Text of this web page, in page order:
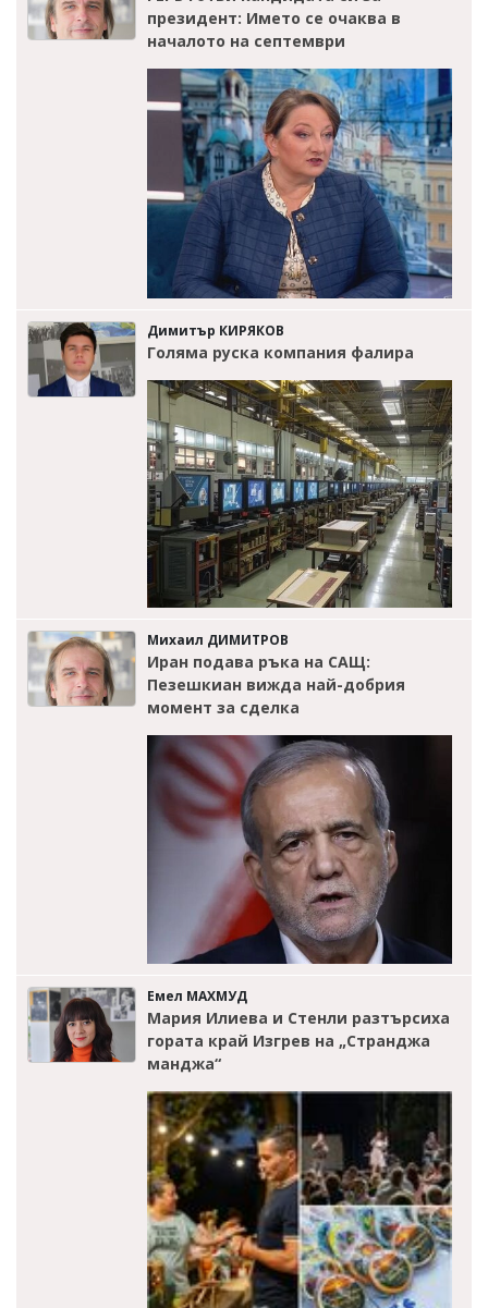
президент: Името се очаква в
началото на септември
Димитър КИРЯКОВ
Голяма руска компания фалира
Михаил ДИМИТРОВ
Иран подава ръка на САЩ:
Пезешкиан вижда най-добрия
момент за сделка
Емел МАХМУД
Мария Илиева и Стенли разтърсиха
гората край Изгрев на „Странджа
манджа“